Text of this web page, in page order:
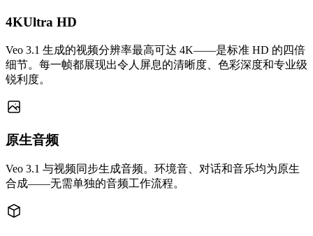
4KUltra HD
Veo 3.1 生成的视频分辨率最高可达 4K——是标准 HD 的四倍
细节。每一帧都展现出令人屏息的清晰度、色彩深度和专业级
锐利度。
原生音频
Veo 3.1 与视频同步生成音频。环境音、对话和音乐均为原生
合成——无需单独的音频工作流程。